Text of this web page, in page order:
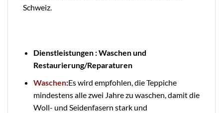
Schweiz.
Dienstleistungen : Waschen und
Restaurierung/Reparaturen
Waschen:Es wird empfohlen, die Teppiche
mindestens alle zwei Jahre zu waschen, damit die
Woll- und Seidenfasern stark und